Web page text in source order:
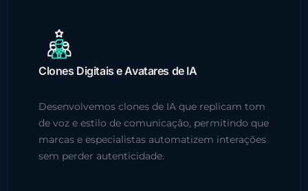
Clones Digitais e Avatares de IA
Desenvolvemos clones de IA que replicam tom
de voz e estilo de comunicação, permitindo que
marcas e especialistas automatizem interações
sem perder autenticidade.